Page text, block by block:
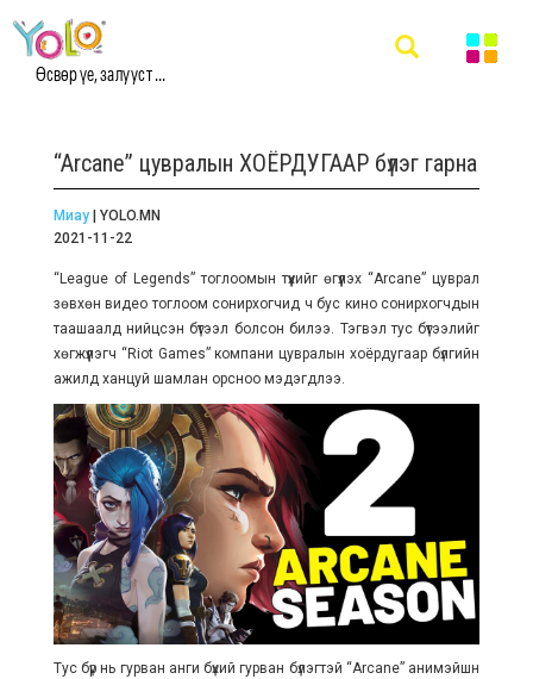
Өсвөр үе, залууст ...
“Arcane” цувралын ХОЁРДУГААР бүлэг гарна
Миау| YOLO.MN
2021-11-22
“League of Legends” тоглоомын түүхийг өгүүлэх “Arcane” цуврал
зөвхөн видео тоглоом сонирхогчид ч бус кино сонирхогчдын
таашаалд нийцсэн бүтээл болсон билээ. Тэгвэл тус бүтээлийг
хөгжүүлэгч “Riot Games” компани цувралын хоёрдугаар бүлгийн
ажилд ханцуй шамлан орсноо мэдэгдлээ.
Тус бүр нь гурван анги бүхий гурван бүлэгтэй “Arcane” анимэйшн